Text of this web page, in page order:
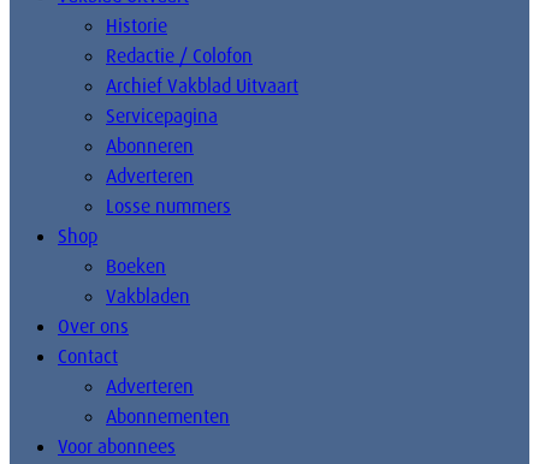
Historie
Redactie / Colofon
Archief Vakblad Uitvaart
Servicepagina
Abonneren
Adverteren
Losse nummers
Shop
Boeken
Vakbladen
Over ons
Contact
Adverteren
Abonnementen
Voor abonnees